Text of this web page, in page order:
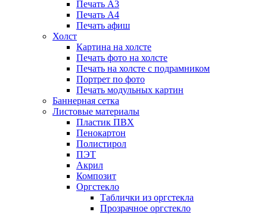
Печать А3
Печать А4
Печать афиш
Холст
Картина на холсте
Печать фото на холсте
Печать на холсте с подрамником
Портрет по фото
Печать модульных картин
Баннерная сетка
Листовые материалы
Пластик ПВХ
Пенокартон
Полистирол
ПЭТ
Акрил
Композит
Оргстекло
Таблички из оргстекла
Прозрачное оргстекло